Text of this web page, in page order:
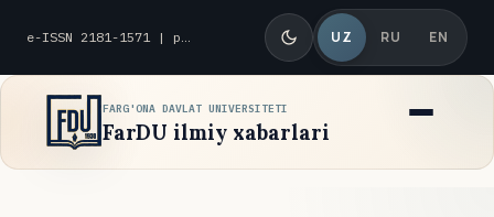
e-ISSN 2181-1571 | p-ISSN 2010-8419 UZ RU EN
FARG'ONA DAVLAT UNIVERSITETI
FarDU ilmiy xabarlari